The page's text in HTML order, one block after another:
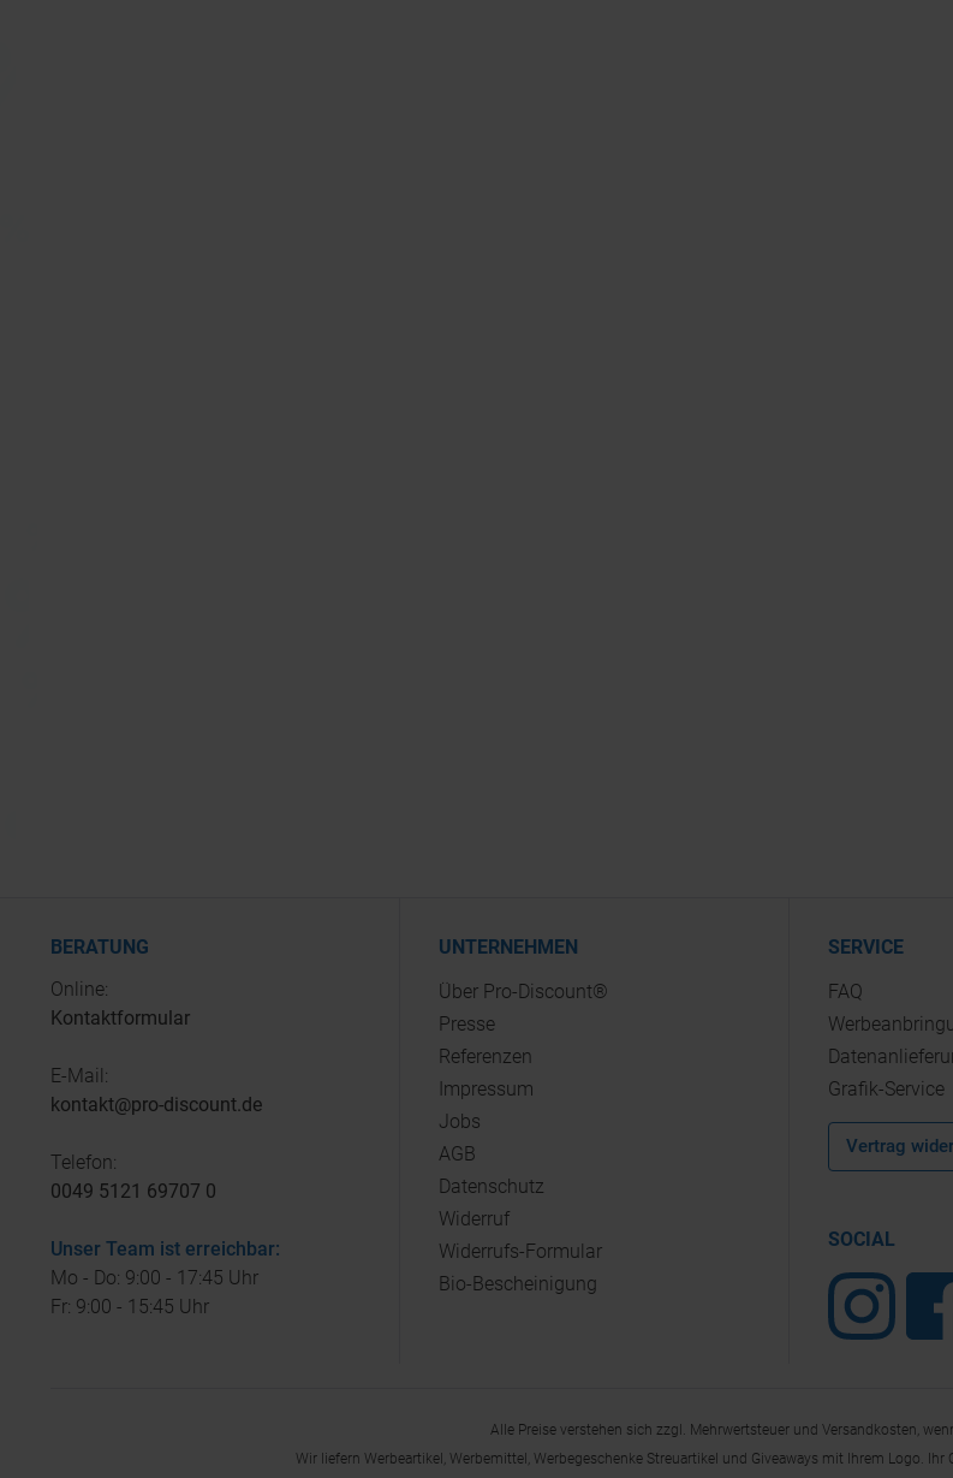
BERATUNG
Online:
Kontaktformular
E-Mail:
kontakt@pro-discount.de
Telefon:
0049 5121 69707 0
Unser Team ist erreichbar:
Mo - Do: 9:00 - 17:45 Uhr
Fr: 9:00 - 15:45 Uhr
UNTERNEHMEN
Über Pro-Discount®
Presse
Referenzen
Impressum
Jobs
AGB
Datenschutz
Widerruf
Widerrufs-Formular
Bio-Bescheinigung
SERVICE
FAQ
Grafik-Service
Vertrag
SOCIAL
Alle Preise verstehen sich zzgl. Mehrwertsteuer und Versandkosten,
Wir liefern Werbeartikel, Werbemittel, Werbegeschenke Streuartikel und Giveaways mit Ihrem Logo. Ihr